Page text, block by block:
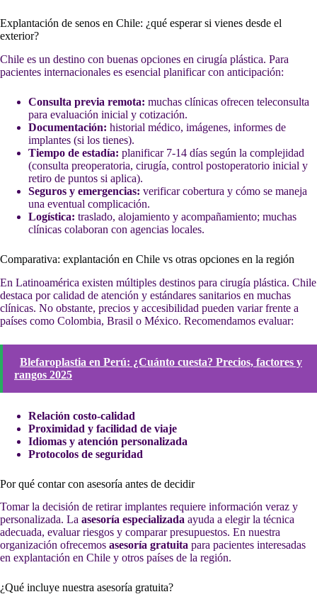
Explantación de senos en Chile: ¿qué esperar si vienes desde el
exterior?
Chile es un destino con buenas opciones en cirugía plástica. Para
pacientes internacionales es esencial planificar con anticipación:
Consulta previa remota: muchas clínicas ofrecen teleconsulta
para evaluación inicial y cotización.
Documentación: historial médico, imágenes, informes de
implantes (si los tienes).
Tiempo de estadía: planificar 7-14 días según la complejidad
(consulta preoperatoria, cirugía, control postoperatorio inicial y
retiro de puntos si aplica).
Seguros y emergencias: verificar cobertura y cómo se maneja
una eventual complicación.
Logística: traslado, alojamiento y acompañamiento; muchas
clínicas colaboran con agencias locales.
Comparativa: explantación en Chile vs otras opciones en la región
En Latinoamérica existen múltiples destinos para cirugía plástica. Chile
destaca por calidad de atención y estándares sanitarios en muchas
clínicas. No obstante, precios y accesibilidad pueden variar frente a
países como Colombia, Brasil o México. Recomendamos evaluar:
Blefaroplastia en Perú: ¿Cuánto cuesta? Precios, factores y
rangos 2025
Relación costo-calidad
Proximidad y facilidad de viaje
Idiomas y atención personalizada
Protocolos de seguridad
Por qué contar con asesoría antes de decidir
Tomar la decisión de retirar implantes requiere información veraz y
personalizada. La asesoría especializada ayuda a elegir la técnica
adecuada, evaluar riesgos y comparar presupuestos. En nuestra
organización ofrecemos asesoría gratuita para pacientes interesadas
en explantación en Chile y otros países de la región.
¿Qué incluye nuestra asesoría gratuita?